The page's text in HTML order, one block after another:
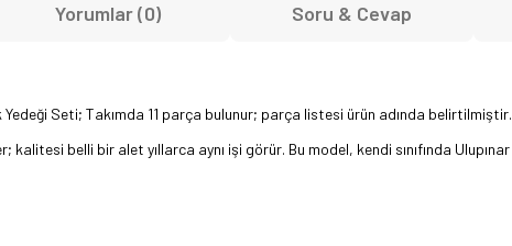
Yorumlar (0) Soru & Cevap
Yedeği Seti; Takımda 11 parça bulunur; parça listesi ürün adında belirtilmiştir.
kalitesi belli bir alet yıllarca aynı işi görür. Bu model, kendi sınıfında